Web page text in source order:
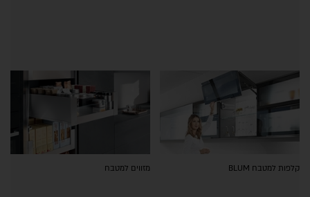
קלפות למטבח BLUM מזווים למטבח